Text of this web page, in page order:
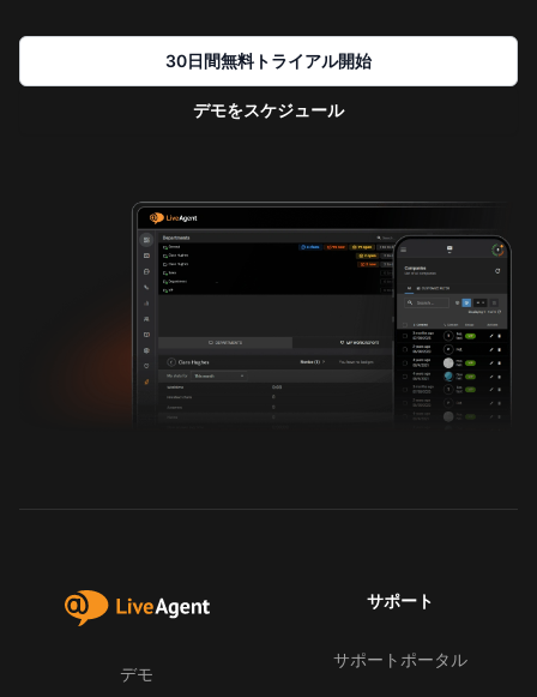
30日間無料トライアル開始
デモをスケジュール
デモ
サポート
サポートポータル